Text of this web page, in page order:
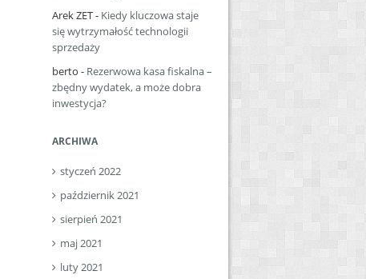
Arek ZET- Kiedy kluczowa staje
się wytrzymałość technologii
sprzedaży
berto - Rezerwowa kasa fiskalna –
zbędny wydatek, a może dobra
inwestycja?
ARCHIWA
styczeń 2022
październik 2021
sierpień 2021
maj 2021
luty 2021